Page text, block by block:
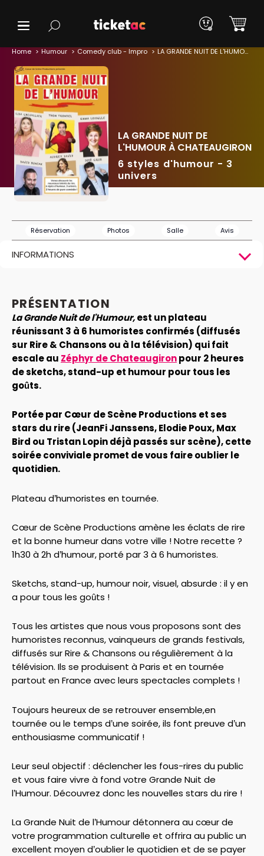
Home Humour Comedy club - Impro LA GRANDE NUIT DE L'HUMOUR À CHATEAUGIRON
LA GRANDE NUIT DE
L'HUMOUR À CHATEAUGIRON
6 styles d'humour - 3
univers
Réservation Photos Salle Avis
INFORMATIONS
PRÉSENTATION
La Grande Nuit de l'Humour,est un plateau
réunissant 3 à 6 humoristes confirmés (diffusés
sur Rire & Chansons ou à la télévision) qui fait
escale au Zéphyr de Chateaugironpour 2 heures
de sketchs, stand-up et humour pour tous les
goûts.
Portée par Cœur de Scène Productions et ses
stars du rire (JeanFi Janssens, Elodie Poux, Max
Bird ou Tristan Lopin déjà passés sur scène), cette
soirée conviviale promet de vous faire oublier le
quotidien.
Plateau d’humoristes en tournée.
Cœur de Scène Productions amène les éclats de rire
et la bonne humeur dans votre ville ! Notre recette ?
1h30 à 2h d’humour, porté par 3 à 6 humoristes.
Sketchs, stand-up, humour noir, visuel, absurde : il y en
a pour tous les goûts !
Tous les artistes que nous vous proposons sont des
humoristes reconnus, vainqueurs de grands festivals,
diffusés sur Rire & Chansons ou régulièrement à la
télévision. Ils se produisent à Paris et en tournée
partout en France avec leurs spectacles complets !
Toujours heureux de se retrouver ensemble,en
tournée ou le temps d’une soirée, ils font preuve d’un
enthousiasme communicatif !
Leur seul objectif : déclencher les fous-rires du public
et vous faire vivre à fond votre Grande Nuit de
l’Humour. Découvrez donc les nouvelles stars du rire !
La Grande Nuit de l’Humour détonnera au cœur de
votre programmation culturelle et offrira au public un
excellent moyen d’oublier le quotidien et de se payer